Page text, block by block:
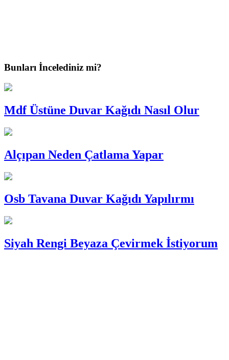
Bunları İncelediniz mi?
Mdf Üstüne Duvar Kağıdı Nasıl Olur
Alçıpan Neden Çatlama Yapar
Osb Tavana Duvar Kağıdı Yapılırmı
Siyah Rengi Beyaza Çevirmek İstiyorum